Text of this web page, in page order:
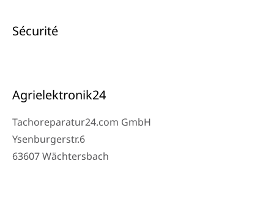
Sécurité
Agrielektronik24
Tachoreparatur24.com GmbH
Ysenburgerstr.6
63607 Wächtersbach